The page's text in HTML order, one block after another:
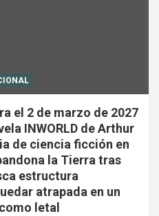
el 2 de marzo de 2027
INWORLD de Arthur
de ciencia ficción en
la Tierra tras
estructura
atrapada en un
letal